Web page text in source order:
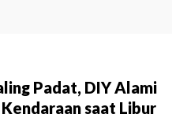
Padat, DIY Alami
saat Libur